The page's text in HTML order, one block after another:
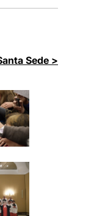
Sede >